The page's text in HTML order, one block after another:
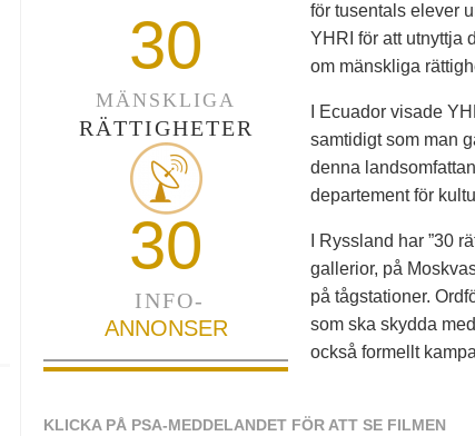
30
MÄNSKLIGA
RÄTTIGHETER
30
INFO-
ANNONSER
för tusentals elever
YHRI för att utnyttja
om mänskliga
I Ecuador visade
samtidigt som man
denna
departement för
I Ryssland har ”30
gallerior, på
på tågstationer.
som ska skydda
också formellt
KLICKA PÅ PSA-MEDDELANDET FÖR ATT SE FILMEN